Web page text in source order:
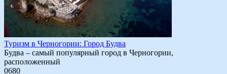
Туризм в Черногории: Город Будва
Будва – самый популярный город в Черногории,
расположенный
0680